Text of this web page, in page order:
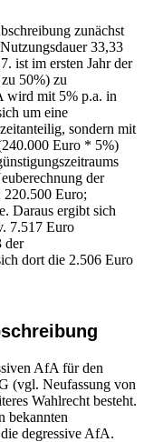
zunächst
33,33
ist im ersten Jahr der
50%) zu
wird mit 5% p.a. in
um eine
sondern mit
Euro * 5%)
der
Euro;
Daraus ergibt sich
7.517 Euro
der
dort die 2.506 Euro
AfA für den
(vgl. Neufassung von
Wahlrecht besteht.
bekannten
degressive AfA.